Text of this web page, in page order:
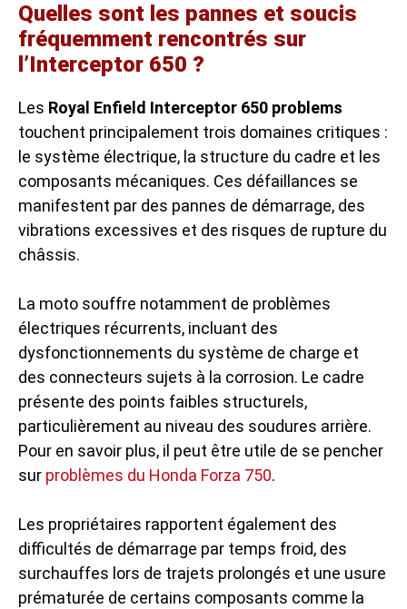
Quelles sont les pannes et soucis
fréquemment rencontrés sur
l’Interceptor 650 ?
Les Royal Enfield Interceptor 650 problems
touchent principalement trois domaines critiques :
le système électrique, la structure du cadre et les
composants mécaniques. Ces défaillances se
manifestent par des pannes de démarrage, des
vibrations excessives et des risques de rupture du
châssis.
La moto souffre notamment de problèmes
électriques récurrents, incluant des
dysfonctionnements du système de charge et
des connecteurs sujets à la corrosion. Le cadre
présente des points faibles structurels,
particulièrement au niveau des soudures arrière.
Pour en savoir plus, il peut être utile de se pencher
sur problèmes du Honda Forza 750.
Les propriétaires rapportent également des
difficultés de démarrage par temps froid, des
surchauffes lors de trajets prolongés et une usure
prématurée de certains composants comme la